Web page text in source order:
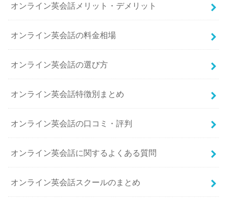
オンライン英会話メリット・デメリット
オンライン英会話の料金相場
オンライン英会話の選び方
オンライン英会話特徴別まとめ
オンライン英会話の口コミ・評判
オンライン英会話に関するよくある質問
オンライン英会話スクールのまとめ